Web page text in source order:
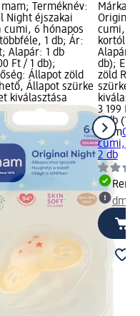
Terméknév:
Night éjszakai
cumi, 6 hónapos
1 db; Ár:
Alapár: 1 db
Ft / 1 db);
Állapot zöld
Állapot szürke
kiválasztása
Márka:
Original
cumi,
kortól, 2
Alapár:
db);
zöld
szürke
3 199 Ft
2 db (1
mam
cumi,
2 db
dm